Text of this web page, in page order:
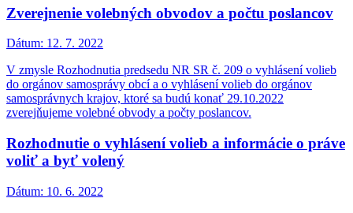
Zverejnenie volebných obvodov a počtu poslancov
Dátum: 12. 7. 2022
V zmysle Rozhodnutia predsedu NR SR č. 209 o vyhlásení volieb
do orgánov samosprávy obcí a o vyhlásení volieb do orgánov
samosprávnych krajov, ktoré sa budú konať 29.10.2022
zverejňujeme volebné obvody a počty poslancov.
Rozhodnutie o vyhlásení volieb a informácie o práve
voliť a byť volený
Dátum: 10. 6. 2022